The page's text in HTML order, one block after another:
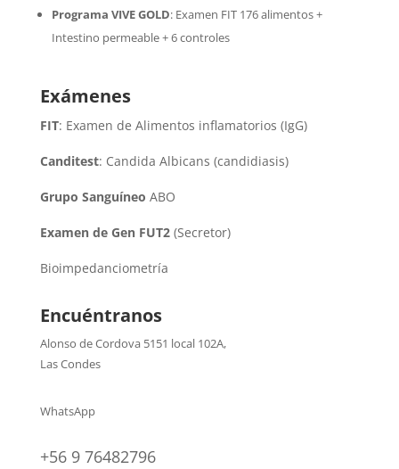
Programa VIVE GOLD: Examen FIT 176 alimentos +
Intestino permeable + 6 controles
Exámenes
FIT: Examen de Alimentos inflamatorios (IgG)
Canditest: Candida Albicans (candidiasis)
Grupo Sanguíneo ABO
Examen de Gen FUT2(Secretor)
Bioimpedanciometría
Encuéntranos
Alonso de Cordova 5151 local 102A,
Las Condes
WhatsApp
+56 9 76482796